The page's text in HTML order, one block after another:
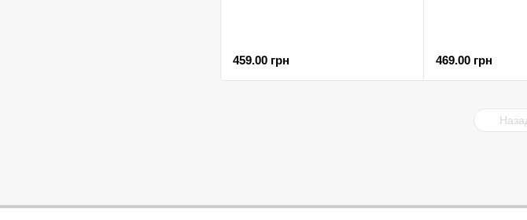
459.00 грн 469.00 грн